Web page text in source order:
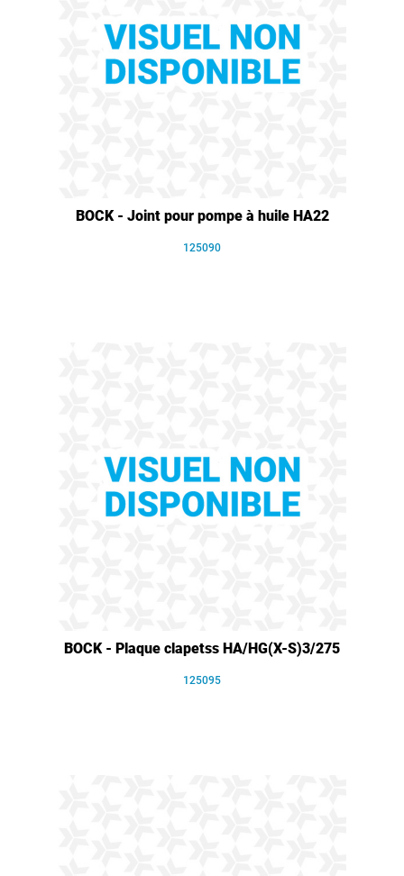
BOCK - Joint pour pompe à huile HA22
125090
BOCK - Plaque clapetss HA/HG(X-S)3/275
125095